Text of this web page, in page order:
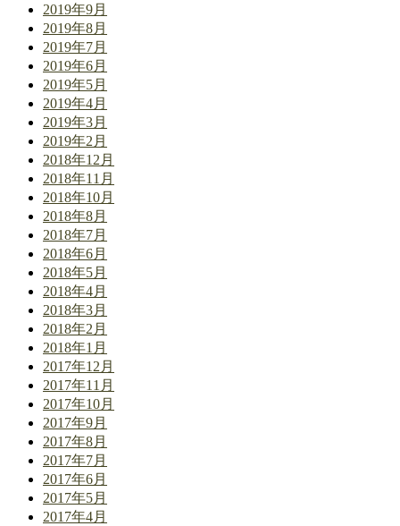
2019年9月
2019年8月
2019年7月
2019年6月
2019年5月
2019年4月
2019年3月
2019年2月
2018年12月
2018年11月
2018年10月
2018年8月
2018年7月
2018年6月
2018年5月
2018年4月
2018年3月
2018年2月
2018年1月
2017年12月
2017年11月
2017年10月
2017年9月
2017年8月
2017年7月
2017年6月
2017年5月
2017年4月